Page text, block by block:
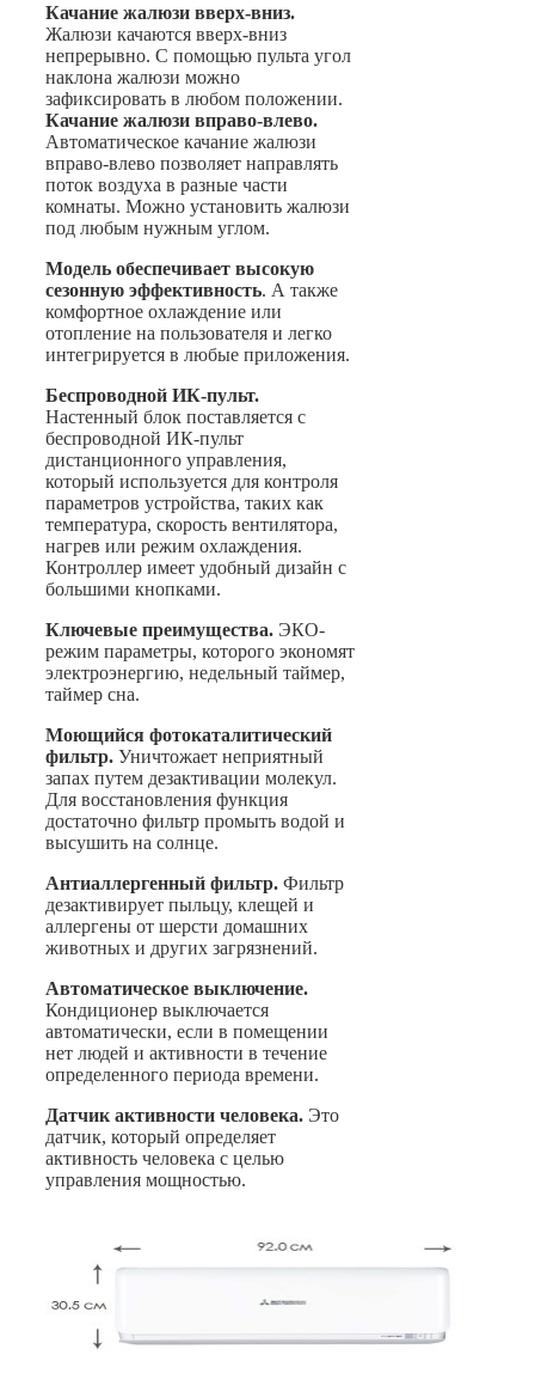
Качание жалюзи вверх-вниз.
Жалюзи качаются вверх-вниз
непрерывно. С помощью пульта угол
наклона жалюзи можно
зафиксировать в любом положении.
Качание жалюзи вправо-влево.
Автоматическое качание жалюзи
вправо-влево позволяет направлять
поток воздуха в разные части
комнаты. Можно установить жалюзи
под любым нужным углом.
Модель обеспечивает высокую
сезонную эффективность. А также
комфортное охлаждение или
отопление на пользователя и легко
интегрируется в любые приложения.
Беспроводной ИК-пульт.
Настенный блок поставляется с
беспроводной ИК-пульт
дистанционного управления,
который используется для контроля
параметров устройства, таких как
температура, скорость вентилятора,
нагрев или режим охлаждения.
Контроллер имеет удобный дизайн с
большими кнопками.
Ключевые преимущества. ЭКО-
режим параметры, которого экономят
электроэнергию, недельный таймер,
таймер сна.
Моющийся фотокаталитический
фильтр. Уничтожает неприятный
запах путем дезактивации молекул.
Для восстановления функция
достаточно фильтр промыть водой и
высушить на солнце.
Антиаллергенный фильтр. Фильтр
дезактивирует пыльцу, клещей и
аллергены от шерсти домашних
животных и других загрязнений.
Автоматическое выключение.
Кондиционер выключается
автоматически, если в помещении
нет людей и активности в течение
определенного периода времени.
Датчик активности человека. Это
датчик, который определяет
активность человека с целью
управления мощностью.